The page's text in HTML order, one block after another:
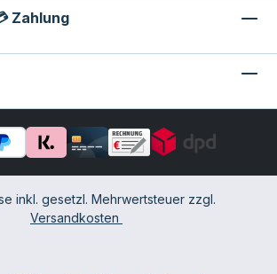
Zahlung
inkl. gesetzl. Mehrwertsteuer zzgl.
Versandkosten